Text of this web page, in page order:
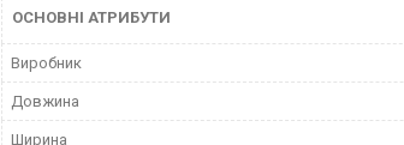
ОСНОВНІ АТРИБУТИ
Виробник
Довжина
Ширина